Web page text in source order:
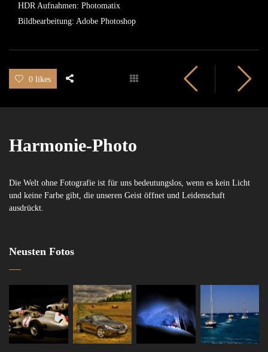
HDR Aufnahmen: Photomatix
Bildbearbeitung: Adobe Photoshop
0 likes
Harmonie-Photo
Die Welt ohne Fotografie ist für uns bedeutungslos, wenn es kein Licht
und keine Farbe gibt, die unseren Geist öffnet und Leidenschaft
ausdrückt.
Neusten Fotos